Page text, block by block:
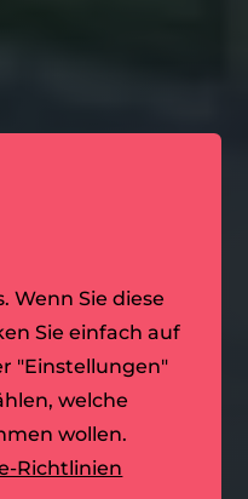
Wenn Sie diese
Sie einfach auf
"Einstellungen"
welche
wollen.
Richtlinien